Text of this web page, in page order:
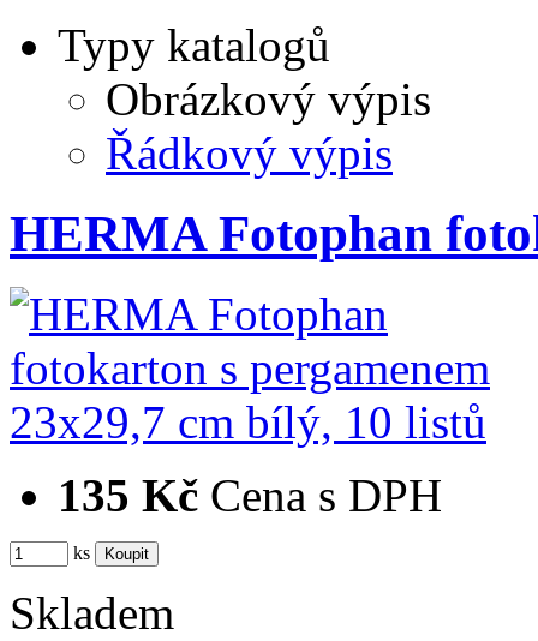
Typy katalogů
Obrázkový výpis
Řádkový výpis
HERMA Fotophan
135 Kč Cena s DPH
ks
Skladem